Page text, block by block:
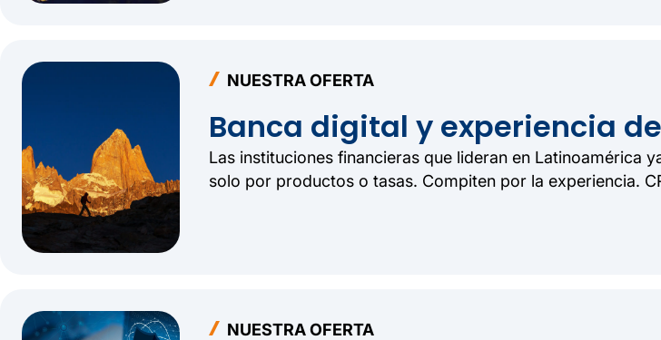
NUESTRA OFERTA
Banca digital y experiencia
Las instituciones financieras que lideran en Latinoamérica
solo por productos o tasas. Compiten por la experiencia.
para que tu institución construya relaciones financieras
NUESTRA OFERTA